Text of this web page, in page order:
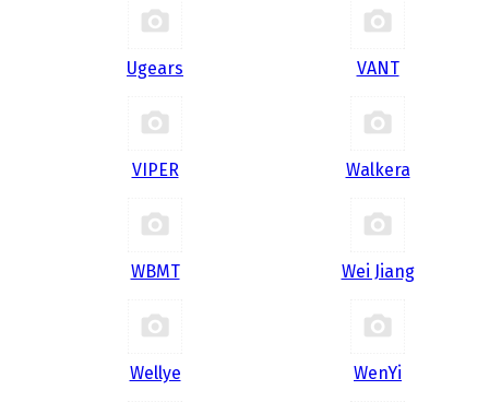
Ugears VANT
VIPER Walkera
WBMT Wei Jiang
Wellye WenYi